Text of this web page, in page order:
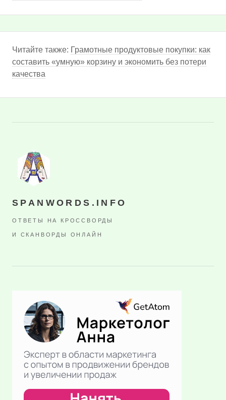
Читайте также: Грамотные продуктовые покупки: как
составить «умную» корзину и экономить без потери
качества
SPANWORDS.INFO
ОТВЕТЫ НА КРОССВОРДЫ
И СКАНВОРДЫ ОНЛАЙН